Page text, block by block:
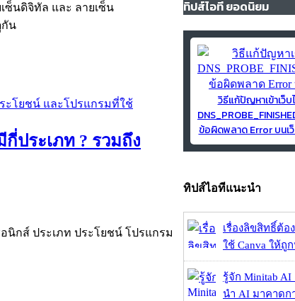
เซ็นดิจิทัล และ ลายเซ็น
กัน
ประเภท ? รวมถึง
นิกส์ ประเภท ประโยชน์ โปรแกรม
ทิปส์ไอที ยอดนิยม
วิธีแก้ปัญหาเข้าเว็บ
ข้อผิดพลาด Error บนเว็
ทิปส์ไอทีแนะนำ
เรื่องลิขสิทธิ์ต้อ
ใช้ Canva ให้ถูก
รู้จัก Minitab
นำ AI มาคาด